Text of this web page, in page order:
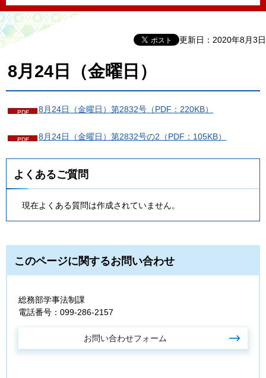
更新日：2020年8月3日
8月24日（金曜日）
8月24日（金曜日）第2832号（PDF：220KB）
8月24日（金曜日）第2832号の2（PDF：105KB）
よくあるご質問
現在よくある質問は作成されていません。
このページに関するお問い合わせ
総務部学事法制課
電話番号：099-286-2157